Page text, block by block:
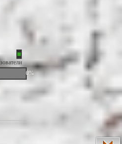
0%